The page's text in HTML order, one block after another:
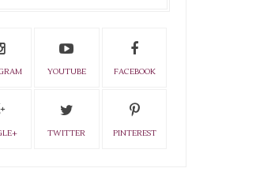
YOUTUBE FACEBOOK
TWITTER PINTEREST